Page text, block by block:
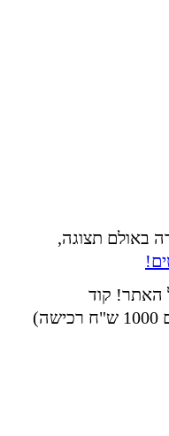
באולם תצוגה,
על כל האתר! קוד